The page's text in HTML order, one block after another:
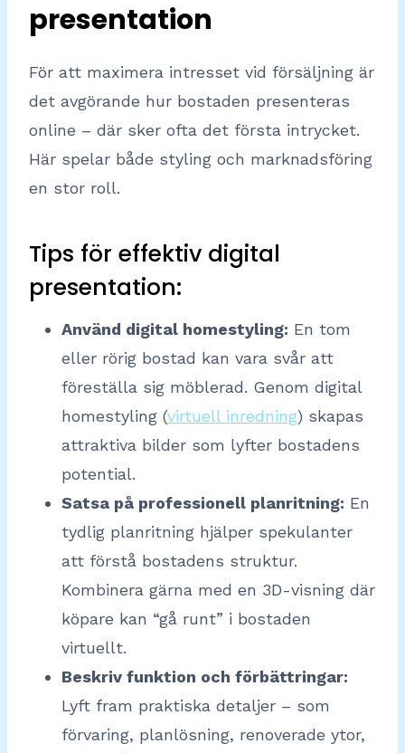
presentation
För att maximera intresset vid försäljning är
det avgörande hur bostaden presenteras
online – där sker ofta det första intrycket.
Här spelar både styling och marknadsföring
en stor roll.
Tips för effektiv digital
presentation:
Använd digital homestyling: En tom
eller rörig bostad kan vara svår att
föreställa sig möblerad. Genom digital
homestyling (virtuell inredning) skapas
attraktiva bilder som lyfter bostadens
potential.
Satsa på professionell planritning: En
tydlig planritning hjälper spekulanter
att förstå bostadens struktur.
Kombinera gärna med en 3D-visning där
köpare kan “gå runt” i bostaden
virtuellt.
Beskriv funktion och förbättringar:
Lyft fram praktiska detaljer – som
förvaring, planlösning, renoverade ytor,